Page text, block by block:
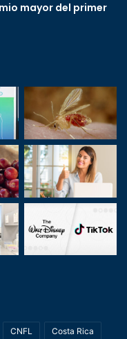
mayor del primer
CNFL Costa Rica